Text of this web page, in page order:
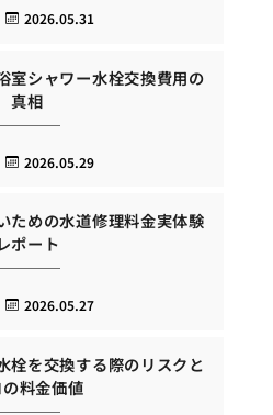
2026.05.31
室シャワー水栓交換費用の
真相
2026.05.29
ための水道修理料金実体験
レポート
2026.05.27
栓を交換する際のリスクと
料金価値